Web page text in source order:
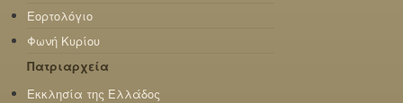
Εορτολόγιο
Φωνή Κυρίου
Πατριαρχεία
Εκκλησία της Ελλάδος